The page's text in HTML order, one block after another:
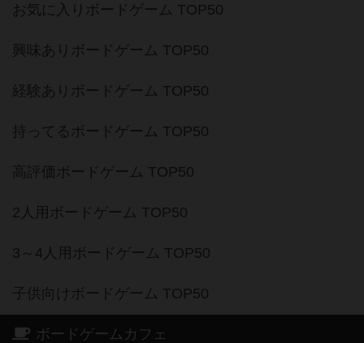
お気に入りボードゲーム TOP50
興味ありボードゲーム TOP50
経験ありボードゲーム TOP50
持ってるボードゲーム TOP50
高評価ボードゲーム TOP50
2人用ボードゲーム TOP50
3～4人用ボードゲーム TOP50
子供向けボードゲーム TOP50
ボードゲームカフェ